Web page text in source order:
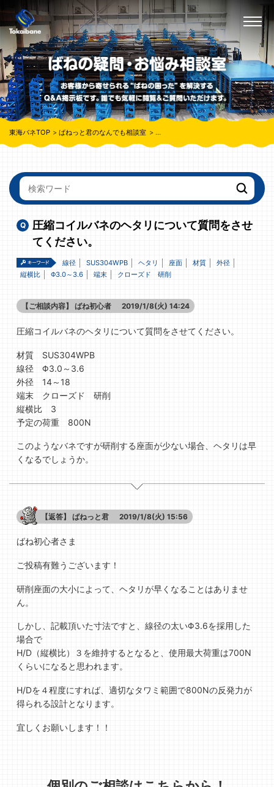
東海バネTOP ばねっと君のなんでも相談室 圧縮コイルバネのヘタリについて質問
圧縮コイルバネのヘタリについて質問をさせ
てください。
線径 SUS304WPB ヘタリ 座面 材質
外径
縦横比
Φ3.0～3.6 端末 クローズド 研削
【ご相談内容】 ばね初心者 2019/1/8(火) 14:24
圧縮コイルバネのヘタリについて質問をさせてください。
材質 SUS304WPB
線径 Φ3.0～3.6
外径 14～18
端末 クローズド 研削
縦横比 3
予定の荷重 800N
このようなバネですが研削する座面が少ない場合、ヘタリは早
くなるでしょうか。
【返答】 ばねっと君 2019/1/8(火) 15:56
ばね初心者さま
ご投稿有難うございます！
研削座面の大小によって、ヘタリが早くなることはありませ
ん。
しかし、記載頂いた寸法ですと、線径の太いΦ3.6を採用した
場合で
H/D（縦横比）３を維持するとなると、使用最大荷重は700N
くらいになると思われます。
H/Dを４程度にすれば、適切なタワミ範囲で800Nの反発力が
得られる設計となります。
宜しくお願いします！！